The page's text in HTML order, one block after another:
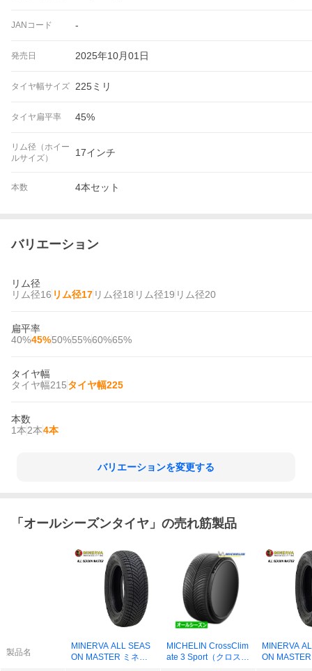
2026/3/20追記
やはり走行音が静かな気がします。
JANコード -
発売日 2025年10月01日
タイヤ幅サイズ 225ミリ
タイヤ扁平率 45%
リム径（ホイー
ルサイズ）
17インチ
本数 4本セット
バリエーション
リム径
リム径16 リム径17 リム径18 リム径19 リム径20
扁平率
40%45%50%55%60%65%
タイヤ幅
タイヤ幅215タイヤ幅225
本数
1本2本4本
バリエーションを変更する
「 オールシーズンタイヤ 」の売れ筋製品
製品名
MINERVA ALL SEAS
ON MASTER ミネル
MICHELIN CrossClim
ate 3 Sport（クロスク
MINERVA
ON